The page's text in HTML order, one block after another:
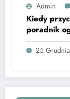
Admin
Kiedy
poradnik
25